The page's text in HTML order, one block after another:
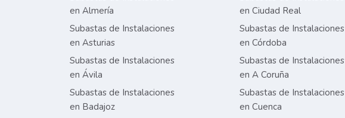
en Almería
Subastas de Instalaciones
en Asturias
Subastas de Instalaciones
en Ávila
Subastas de Instalaciones
en Badajoz
en Ciudad Real
Subastas de Instalaciones
en Córdoba
Subastas de Instalaciones
en A Coruña
Subastas de Instalaciones
en Cuenca